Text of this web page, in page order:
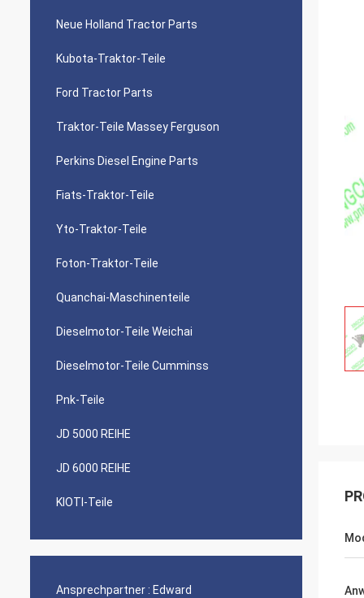
Neue Holland Tractor Parts
Kubota-Traktor-Teile
Ford Tractor Parts
Traktor-Teile Massey Ferguson
Perkins Diesel Engine Parts
Fiats-Traktor-Teile
Yto-Traktor-Teile
Foton-Traktor-Teile
Quanchai-Maschinenteile
Dieselmotor-Teile Weichai
Dieselmotor-Teile Cumminss
Pnk-Teile
JD 5000 REIHE
JD 6000 REIHE
KIOTI-Teile
Ansprechpartner : Edward